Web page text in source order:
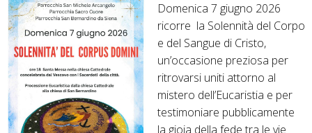
r
o
d
e
l
V
e
e
l
l
a
S
a
n
t
Domenica 7 giugno 2026
ricorre la Solennità del Corpo
e del Sangue di Cristo,
un’occasione preziosa per
ritrovarsi uniti attorno al
mistero dell’Eucaristia e per
testimoniare pubblicamente
la gioia della fede tra le vie